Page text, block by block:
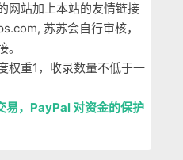
网站加上本站的友情链接
苏苏会自行审核，
权重1，收录数量不低于一
易，PayPal 对资金的保护